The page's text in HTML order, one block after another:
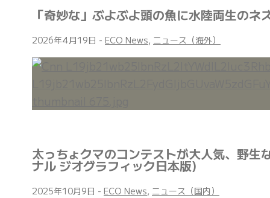
「奇妙な」ぶよぶよ頭の魚に水陸両生の
2026年4月19日 - ECO News, ニュース（海外）
太っちょクマのコンテストが大人気、野
ナル ジオグラフィック日本版)
2025年10月9日 - ECO News, ニュース（国内）